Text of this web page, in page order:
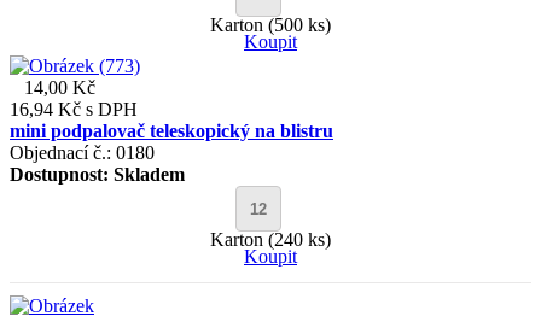
Karton (500 ks)
Koupit
14,00 Kč
16,94 Kč s DPH
mini podpalovač teleskopický na blistru
Objednací č.: 0180
Dostupnost: Skladem
Karton (240 ks)
Koupit